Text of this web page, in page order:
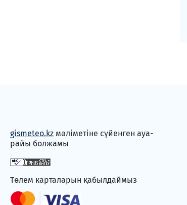
gismeteo.kz мәліметіне сүйенген ауа-
райы болжамы
Төлем карталарын қабылдаймыз